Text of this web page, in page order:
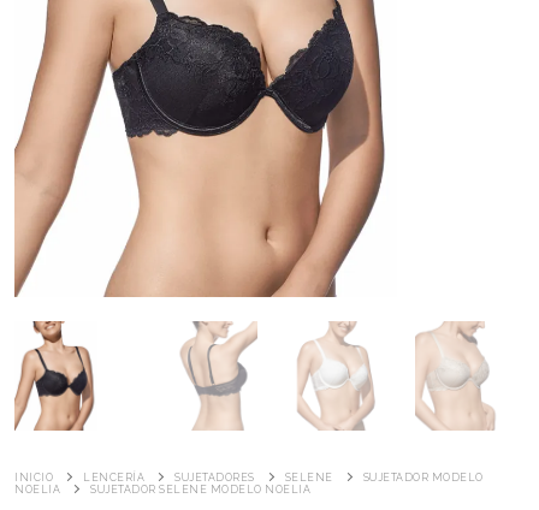
INICIO LENCERÍA SUJETADORES SELENE
SUJETADOR MODELO
NOELIA
SUJETADOR SELENE MODELO NOELIA